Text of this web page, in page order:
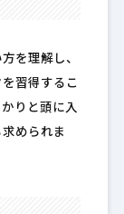
を理解し、
習得するこ
りと頭に入
められま